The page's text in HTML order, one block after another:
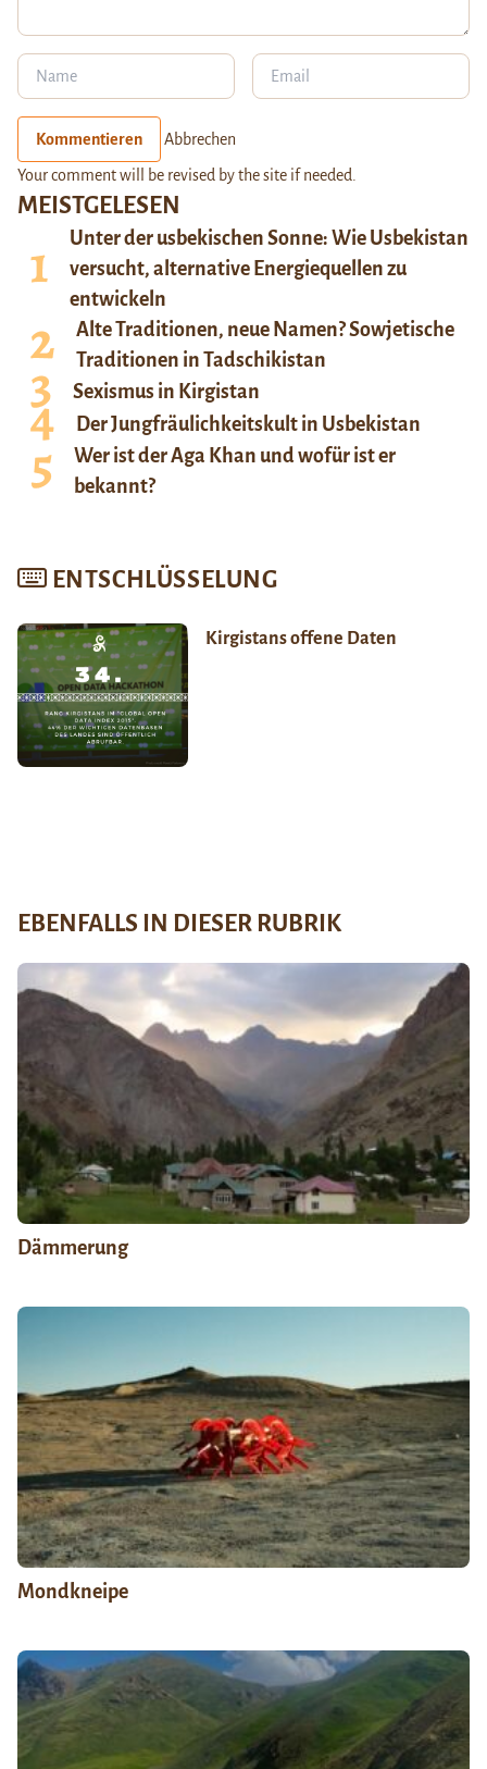
MEISTGELESEN
Unter der usbekischen Sonne: Wie Usbekistan
versucht, alternative Energiequellen zu
entwickeln
Alte Traditionen, neue Namen? Sowjetische
Traditionen in Tadschikistan
Sexismus in Kirgistan
Der Jungfräulichkeitskult in Usbekistan
Wer ist der Aga Khan und wofür ist er
bekannt?
ENTSCHLÜSSELUNG
Kirgistans offene Daten
Kommentieren Abbrechen
Your comment will be revised by the site if needed.
EBENFALLS IN DIESER RUBRIK
Dämmerung
Mondkneipe